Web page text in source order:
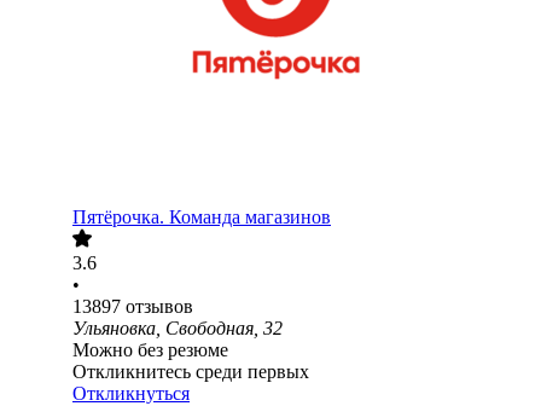
Пятёрочка. Команда магазинов
3.6
•
13897 отзывов
Ульяновка, Свободная, 32
Можно без резюме
Откликнитесь среди первых
Откликнуться